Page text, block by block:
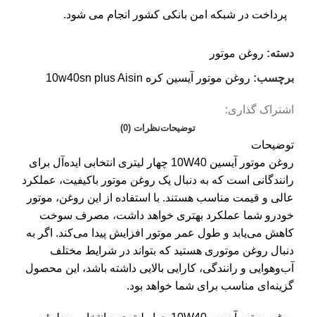
پرداخت در شبکه امن بانکی کشور انجام می شود.
دسته: روغن موتور
برچسب: روغن موتور آیسین کره 10w40sn plus Aisin
اشتراک گذاری:
توضیحاتنظرات (0)
توضیحات
روغن موتور آیسین 10W40 چهار لیتری انتخابی ایده‌آل برای
رانندگانی است که به دنبال یک روغن موتور باکیفیت، عملکرد
عالی و قیمت مناسب هستند. با استفاده از این روغن، موتور
خودرو شما عملکرد بهتری خواهد داشت، مصرف سوخت
کاهش می‌یابد و طول عمر موتور افزایش پیدا می‌کند. اگر به
دنبال روغن موتوری هستید که بتواند در شرایط مختلف
آب‌وهوایی و رانندگی، کارایی بالایی داشته باشد، این محصول
گزینه‌ای مناسب برای شما خواهد بود.